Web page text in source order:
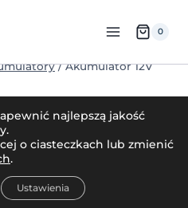
0
/ Akumulator 12V
najlepszą jakość
o ciasteczkach lub zmienić
.
Ustawienia